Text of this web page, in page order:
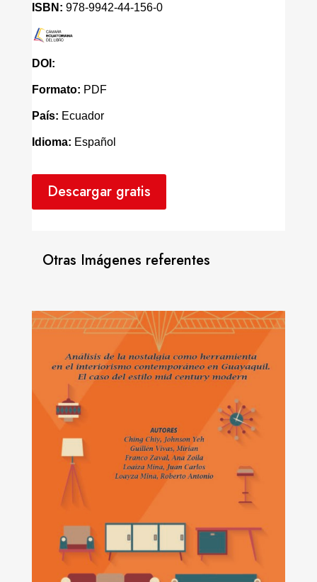
ISBN: 978-9942-44-156-0
DOI:
Formato: PDF
País: Ecuador
Idioma: Español
Descargar gratis
Otras Imágenes referentes